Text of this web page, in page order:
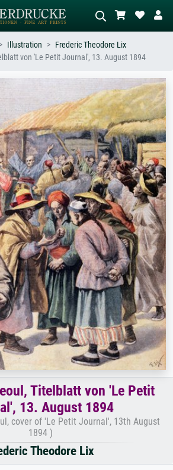
Welle
Beschreiben Sie die Szene – z.B. Grüne
Wiese, Abstrakt mit viel Rot, Dunkles
Ölgemälde, Stehender Akt neben einem
Baum.
Illustration
Frederic Theodore Lix
von 'Le Petit Journal', 13. August 1894
Titelblatt von 'Le Petit
13. August 1894
cover of 'Le Petit Journal', 13th August
1894 )
Theodore Lix